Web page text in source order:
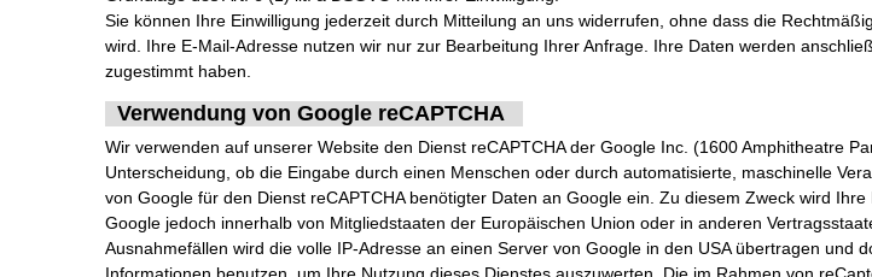
Sie können Ihre Einwilligung jederzeit durch Mitteilung an uns widerrufen, ohne dass die
wird. Ihre E-Mail-Adresse nutzen wir nur zur Bearbeitung Ihrer Anfrage. Ihre Daten werden
zugestimmt haben.
Verwendung von Google reCAPTCHA
Wir verwenden auf unserer Website den Dienst reCAPTCHA der Google Inc. (1600 Amphitheatre
Unterscheidung, ob die Eingabe durch einen Menschen oder durch automatisierte, maschinelle
von Google für den Dienst reCAPTCHA benötigter Daten an Google ein. Zu diesem Zweck wird
Google jedoch innerhalb von Mitgliedstaaten der Europäischen Union oder in anderen
Ausnahmefällen wird die volle IP-Adresse an einen Server von Google in den USA übertragen und